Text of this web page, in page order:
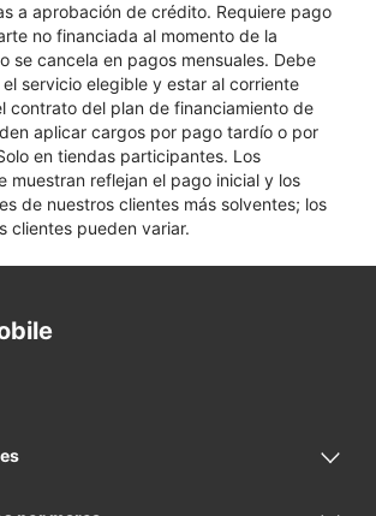
a aprobación de crédito. Requiere pago
no financiada al momento de la
se cancela en pagos mensuales. Debe
servicio elegible y estar al corriente
contrato del plan de financiamiento de
aplicar cargos por pago tardío o por
en tiendas participantes. Los
muestran reflejan el pago inicial y los
de nuestros clientes más solventes; los
clientes pueden variar.